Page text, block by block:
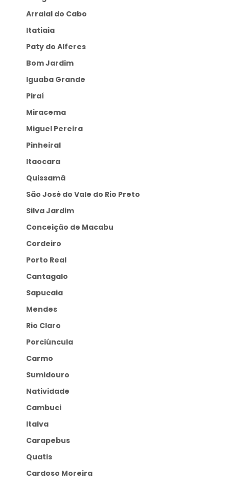
Arraial do Cabo
Itatiaia
Paty do Alferes
Bom Jardim
Iguaba Grande
Piraí
Miracema
Miguel Pereira
Pinheiral
Itaocara
Quissamã
São José do Vale do Rio Preto
Silva Jardim
Conceição de Macabu
Cordeiro
Porto Real
Cantagalo
Sapucaia
Mendes
Rio Claro
Porciúncula
Carmo
Sumidouro
Natividade
Cambuci
Italva
Carapebus
Quatis
Cardoso Moreira